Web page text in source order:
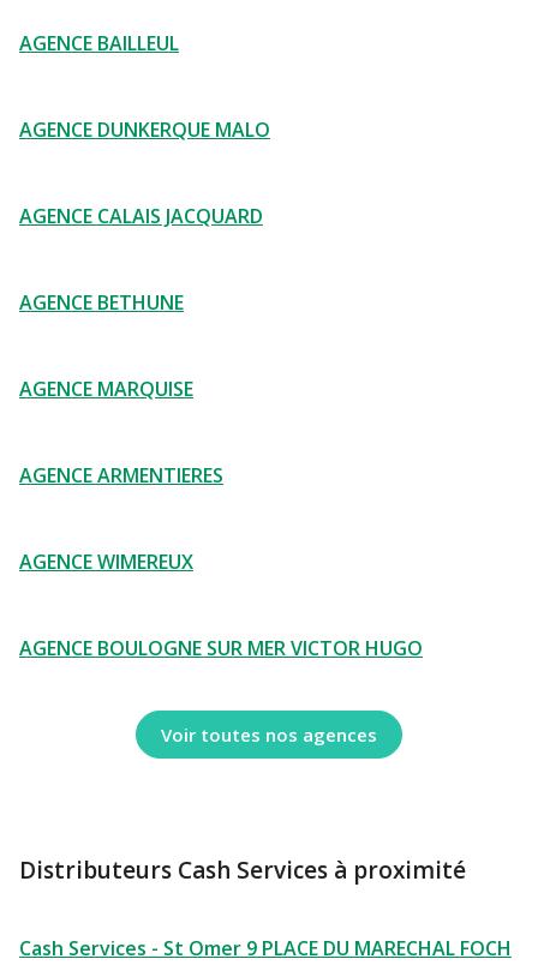
AGENCE BAILLEUL
AGENCE DUNKERQUE MALO
AGENCE CALAIS JACQUARD
AGENCE BETHUNE
AGENCE MARQUISE
AGENCE ARMENTIERES
AGENCE WIMEREUX
AGENCE BOULOGNE SUR MER VICTOR HUGO
Voir toutes nos agences
Distributeurs Cash Services à proximité
Cash Services - St Omer 9 PLACE DU MARECHAL FOCH